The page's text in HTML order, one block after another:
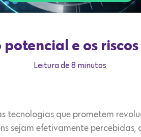
potencial e os
Leitura de 8 minutos
tecnologias que prometem
sejam efetivamente